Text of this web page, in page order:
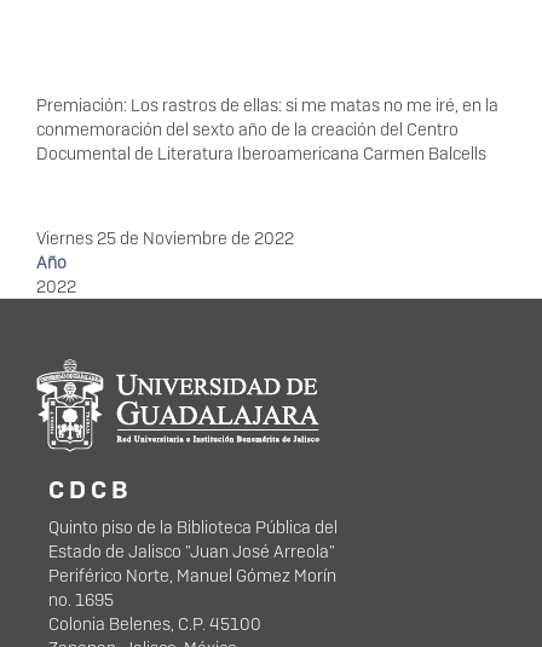
Premiación: Los rastros de ellas: si me matas no me iré, en la
conmemoración del sexto año de la creación del Centro
Documental de Literatura Iberoamericana Carmen Balcells
Viernes 25 de Noviembre de 2022
Año
2022
Información del
portal
C D C B
Quinto piso de la Biblioteca Pública del
Estado de Jalisco "Juan José Arreola"
Periférico Norte, Manuel Gómez Morín
no. 1695
Colonia Belenes, C.P. 45100